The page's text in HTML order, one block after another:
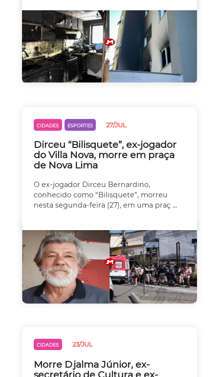
CIDADES ESPORTES 27/JUL
Dirceu “Bilisquete”, ex-jogador
do Villa Nova, morre em praça
de Nova Lima
O ex-jogador Dirceu Bernardino,
conhecido como “Bilisquete”, morreu
nesta segunda-feira (27), em uma praç ...
CIDADES 23/JUL
Morre Djalma Júnior, ex-
secretário de Cultura e ex-